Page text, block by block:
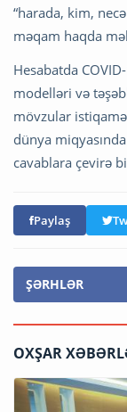
“harada, kim,
məqam haqda
Hesabatda
modelləri və
mövzular
dünya
cavablara çevirə
Paylaş
ŞƏRHLƏR
OXŞAR